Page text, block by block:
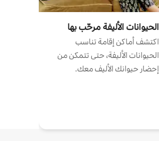
الحيوانات الأليفة مرحّب بها
اكتشف أماكن إقامة تناسب
الحيوانات الأليفة، حتى تتمكن من
إحضار حيوانك الأليف معك.